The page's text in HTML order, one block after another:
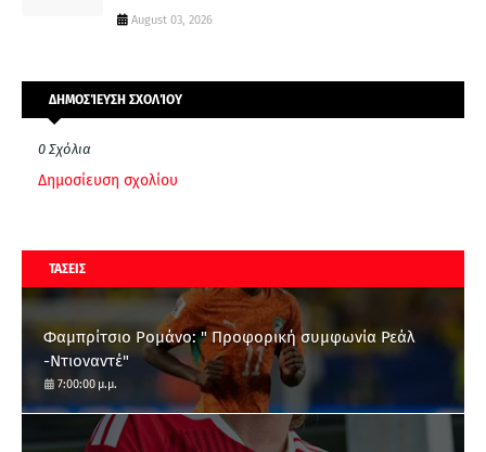
August 03, 2026
ΔΗΜΟΣΊΕΥΣΗ ΣΧΟΛΊΟΥ
0 Σχόλια
Δημοσίευση σχολίου
ΤΑΣΕΙΣ
Φαμπρίτσιο Ρομάνο: " Προφορική συμφωνία Ρεάλ
-Ντιοναντέ"
7:00:00 μ.μ.